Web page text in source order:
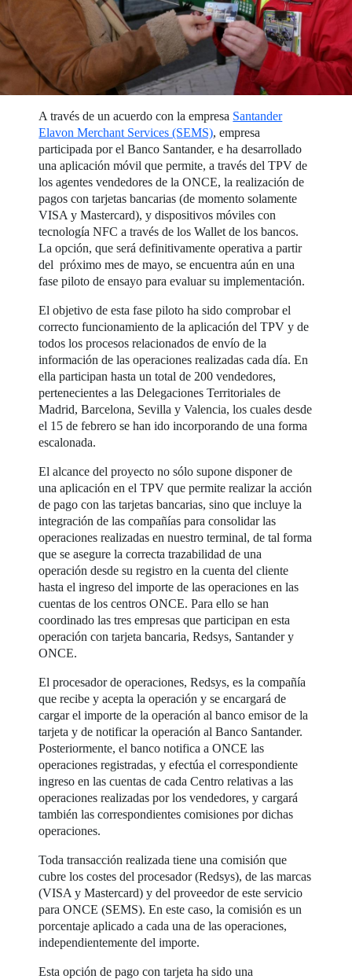
A través de un acuerdo con la empresa Santander
Elavon Merchant Services (SEMS), empresa
participada por el Banco Santander, e ha desarrollado
una aplicación móvil que permite, a través del TPV de
los agentes vendedores de la ONCE, la realización de
pagos con tarjetas bancarias (de momento solamente
VISA y Mastercard), y dispositivos móviles con
tecnología NFC a través de los Wallet de los bancos.
La opción, que será definitivamente operativa a partir
del próximo mes de mayo, se encuentra aún en una
fase piloto de ensayo para evaluar su implementación.
El objetivo de esta fase piloto ha sido comprobar el
correcto funcionamiento de la aplicación del TPV y de
todos los procesos relacionados de envío de la
información de las operaciones realizadas cada día. En
ella participan hasta un total de 200 vendedores,
pertenecientes a las Delegaciones Territoriales de
Madrid, Barcelona, Sevilla y Valencia, los cuales desde
el 15 de febrero se han ido incorporando de una forma
escalonada.
El alcance del proyecto no sólo supone disponer de
una aplicación en el TPV que permite realizar la acción
de pago con las tarjetas bancarias, sino que incluye la
integración de las compañías para consolidar las
operaciones realizadas en nuestro terminal, de tal forma
que se asegure la correcta trazabilidad de una
operación desde su registro en la cuenta del cliente
hasta el ingreso del importe de las operaciones en las
cuentas de los centros ONCE. Para ello se han
coordinado las tres empresas que participan en esta
operación con tarjeta bancaria, Redsys, Santander y
ONCE.
El procesador de operaciones, Redsys, es la compañía
que recibe y acepta la operación y se encargará de
cargar el importe de la operación al banco emisor de la
tarjeta y de notificar la operación al Banco Santander.
Posteriormente, el banco notifica a ONCE las
operaciones registradas, y efectúa el correspondiente
ingreso en las cuentas de cada Centro relativas a las
operaciones realizadas por los vendedores, y cargará
también las correspondientes comisiones por dichas
operaciones.
Toda transacción realizada tiene una comisión que
cubre los costes del procesador (Redsys), de las marcas
(VISA y Mastercard) y del proveedor de este servicio
para ONCE (SEMS). En este caso, la comisión es un
porcentaje aplicado a cada una de las operaciones,
independientemente del importe.
Esta opción de pago con tarjeta ha sido una